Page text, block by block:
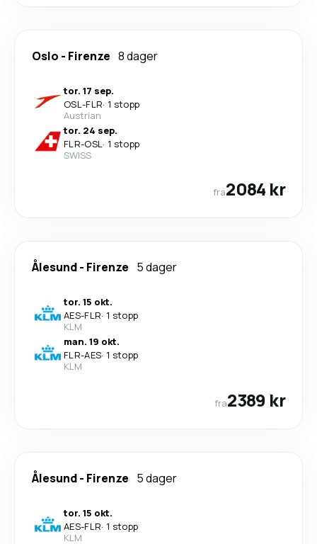
Oslo - Firenze 8 dager
tor. 17 sep.
OSL-FLR· 1 stopp
Austrian
tor. 24 sep.
FLR-OSL· 1 stopp
SWISS
fra2084 kr
Ålesund- Firenze 5 dager
tor. 15 okt.
AES-FLR· 1 stopp
KLM
man. 19 okt.
FLR-AES· 1 stopp
KLM
fra2389 kr
Ålesund- Firenze 5 dager
tor. 15 okt.
AES-FLR· 1 stopp
KLM